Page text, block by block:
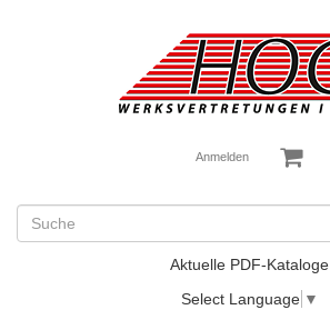
Anmelden
Aktuelle PDF-Kataloge
Select Language ▼